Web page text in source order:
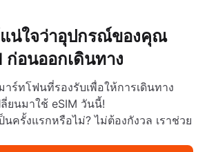
น่ใจว่าอุปกรณ์ของคุณ
ก่อนออกเดินทาง
ร์ทโฟนที่รองรับเพื่อให้การเดินทาง
ยนมาใช้ eSIM วันนี้!
นครั้งแรกหรือไม่? ไม่ต้องกังวล เราช่วย